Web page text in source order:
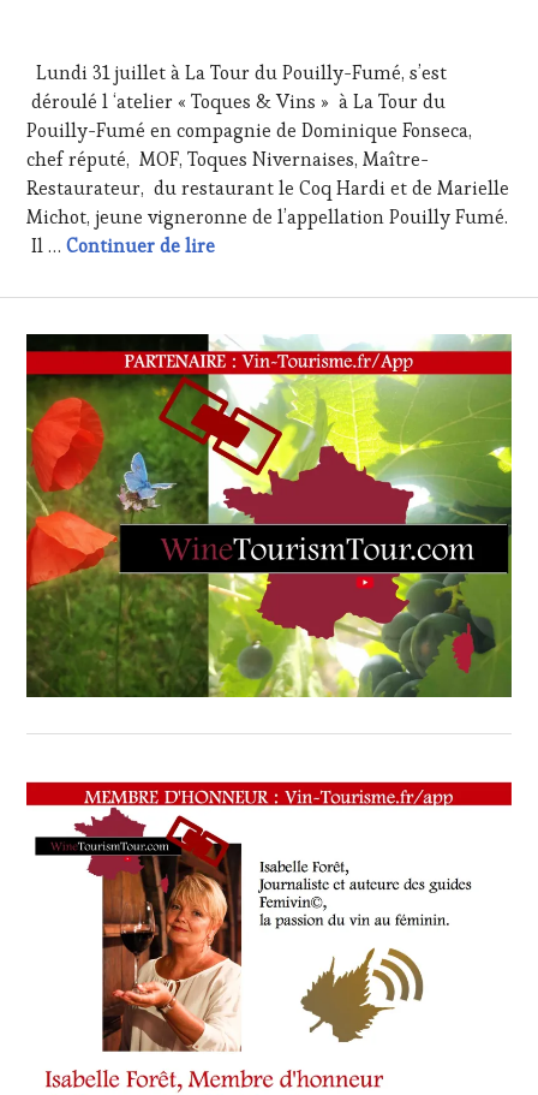
OENOTOURISME
RESTAURATEUR,
CHEF,
CUISINIER,
ŒNOLOGUE,
SOMMELIER
,
VIGNOBLES
WINE
TASTING
2017
Lundi 31 juillet à La Tour du Pouilly-Fumé, s’est
déroulé l ‘atelier « Toques & Vins » à La Tour du
Pouilly-Fumé en compagnie de Dominique Fonseca,
chef réputé, MOF, Toques Nivernaises, Maître-
Restaurateur, du restaurant le Coq Hardi et de Marielle
Michot, jeune vigneronne de l’appellation Pouilly Fumé.
Il …Continuer de lireAtelier Accord Mets & vins :